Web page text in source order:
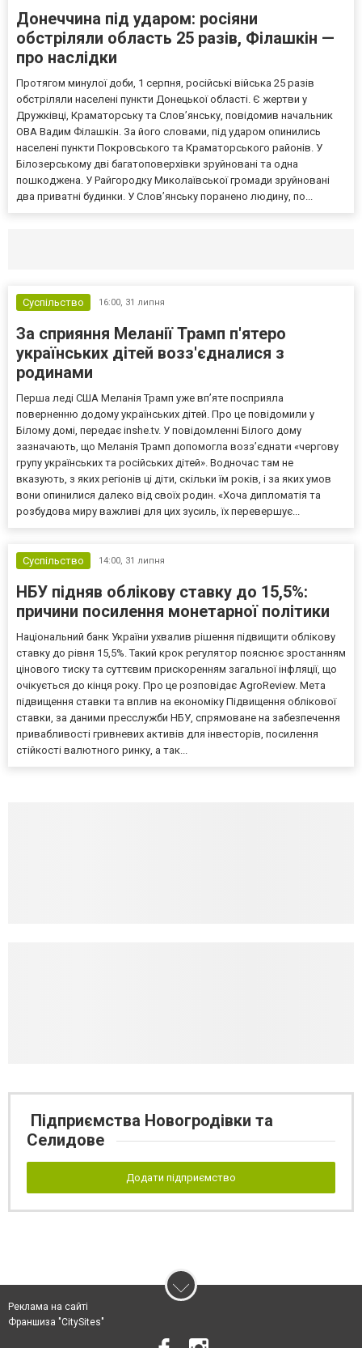
Донеччина під ударом: росіяни
обстріляли область 25 разів, Філашкін —
про наслідки
Протягом минулої доби, 1 серпня, російські війська 25 разів
обстріляли населені пункти Донецької області. Є жертви у
Дружківці, Краматорську та Слов’янську, повідомив начальник
ОВА Вадим Філашкін. За його словами, під ударом опинились
населені пункти Покровського та Краматорського районів. У
Білозерському дві багатоповерхівки зруйновані та одна
пошкоджена. У Райгородку Миколаївської громади зруйновані
два приватні будинки. У Слов’янську поранено людину, по...
Суспільство 16:00, 31 липня
За сприяння Меланії Трамп п'ятеро
українських дітей возз'єдналися з
родинами
Перша леді США Меланія Трамп уже впʼяте посприяла
поверненню додому українських дітей. Про це повідомили у
Білому домі, передає inshe.tv. У повідомленні Білого дому
зазначають, що Меланія Трамп допомогла возз’єднати «чергову
групу українських та російських дітей». Водночас там не
вказують, з яких регіонів ці діти, скільки їм років, і за яких умов
вони опинилися далеко від своїх родин. «Хоча дипломатія та
розбудова миру важливі для цих зусиль, їх перевершує...
Суспільство 14:00, 31 липня
НБУ підняв облікову ставку до 15,5%:
причини посилення монетарної політики
Національний банк України ухвалив рішення підвищити облікову
ставку до рівня 15,5%. Такий крок регулятор пояснює зростанням
цінового тиску та суттєвим прискоренням загальної інфляції, що
очікується до кінця року. Про це розповідає AgroReview. Мета
підвищення ставки та вплив на економіку Підвищення облікової
ставки, за даними пресслужби НБУ, спрямоване на забезпечення
привабливості гривневих активів для інвесторів, посилення
стійкості валютного ринку, а так...
Підприємства Новогродівки та
Селидове
Додати підприємство
Реклама на сайті
Франшиза "CitySites"